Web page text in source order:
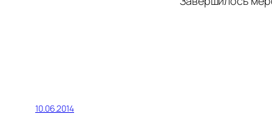
10.06.2014